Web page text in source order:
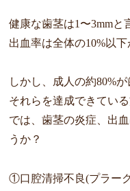
健康な歯茎は1〜3mmと
出血率は全体の10%以
しかし、成人の約80%
それらを達成できてい
では、歯茎の炎症、出
うか？
①口腔清掃不良(プラー